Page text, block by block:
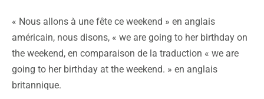
« Nous allons à une fête ce weekend » en anglais
américain, nous disons, « we are going to her birthday on
the weekend, en comparaison de la traduction « we are
going to her birthday at the weekend. » en anglais
britannique.